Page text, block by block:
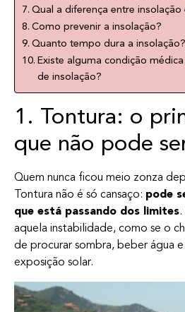
Qual a diferença entre insolação
Como prevenir a insolação?
Quanto tempo dura a insolação?
Existe alguma condição
de insolação?
1. Tontura: o
que não pode
Quem nunca ficou meio zonza
Tontura não é só cansaço: pode
que está passando dos limites
aquela instabilidade, como se o
de procurar sombra, beber água
exposição solar.